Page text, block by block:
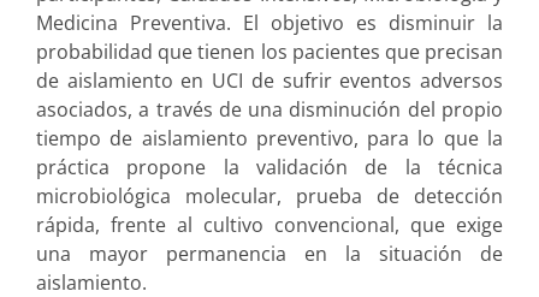
Medicina Preventiva. El objetivo es disminuir la
probabilidad que tienen los pacientes que precisan
de aislamiento en UCI de sufrir eventos adversos
asociados, a través de una disminución del propio
tiempo de aislamiento preventivo, para lo que la
práctica propone la validación de la técnica
microbiológica molecular, prueba de detección
rápida, frente al cultivo convencional, que exige
una mayor permanencia en la situación de
aislamiento.